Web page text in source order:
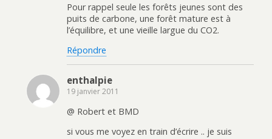
Pour rappel seule les forêts jeunes sont des
puits de carbone, une forêt mature est à
l’équilibre, et une vieille largue du CO2.
Répondre
enthalpie
19 janvier 2011
@ Robert et BMD
si vous me voyez en train d’écrire .. je suis